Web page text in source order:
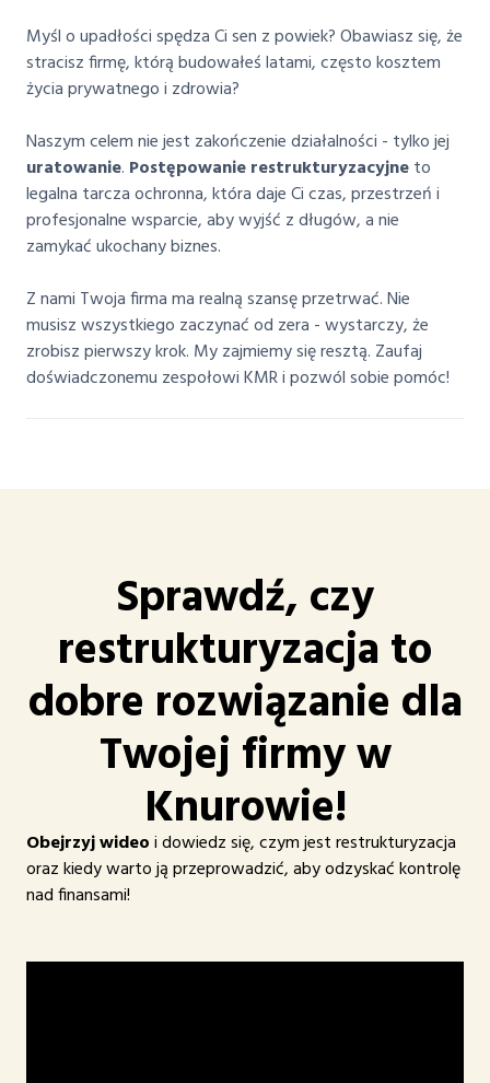
Myśl o upadłości spędza Ci sen z powiek? Obawiasz się, że
stracisz firmę, którą budowałeś latami, często kosztem
życia prywatnego i zdrowia?
Naszym celem nie jest zakończenie działalności - tylko jej
uratowanie. Postępowanie restrukturyzacyjneto
legalna tarcza ochronna, która daje Ci czas, przestrzeń i
profesjonalne wsparcie, aby wyjść z długów, a nie
zamykać ukochany biznes.
Z nami Twoja firma ma realną szansę przetrwać. Nie
musisz wszystkiego zaczynać od zera - wystarczy, że
zrobisz pierwszy krok. My zajmiemy się resztą. Zaufaj
doświadczonemu zespołowi KMR i pozwól sobie pomóc!
Sprawdź, czy
restrukturyzacja to
dobre rozwiązanie dla
Twojej firmy w
Knurowie!
Obejrzyj wideoi dowiedz się, czym jest restrukturyzacja
oraz kiedy warto ją przeprowadzić, aby odzyskać kontrolę
nad finansami!